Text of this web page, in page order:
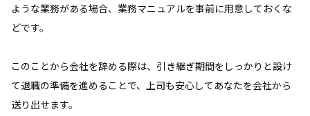
ような業務がある場合、業務マニュアルを事前に用意しておくな
どです。
このことから会社を辞める際は、引き継ぎ期間をしっかりと設け
て退職の準備を進めることで、上司も安心してあなたを会社から
送り出せます。